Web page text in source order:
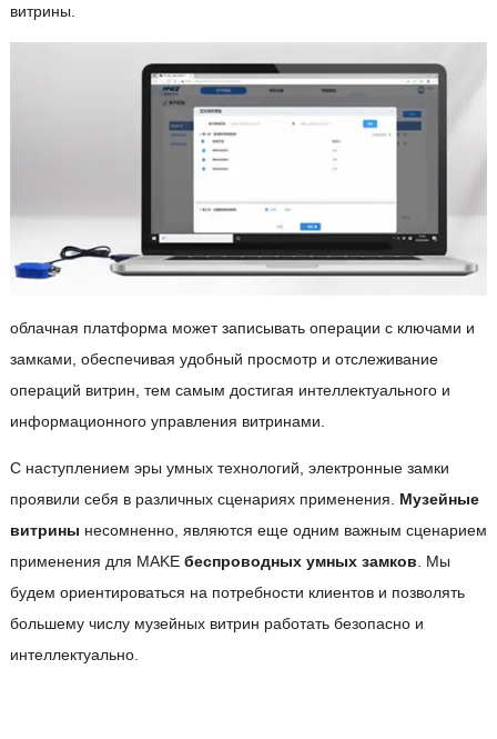
витрины.
облачная платформа может записывать операции с ключами и
замками, обеспечивая удобный просмотр и отслеживание
операций витрин, тем самым достигая интеллектуального и
информационного управления витринами.
С наступлением эры умных технологий, электронные замки
проявили себя в различных сценариях применения. Музейные
витрины несомненно, являются еще одним важным сценарием
применения для MAKE беспроводных умных замков. Мы
будем ориентироваться на потребности клиентов и позволять
большему числу музейных витрин работать безопасно и
интеллектуально.